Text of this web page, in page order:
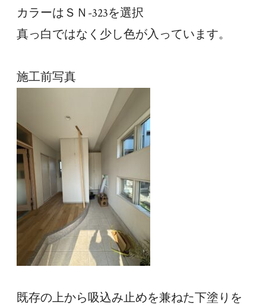
カラーはＳＮ-323を選択
真っ白ではなく少し色が入っています。
施工前写真
既存の上から吸込み止めを兼ねた下塗りを